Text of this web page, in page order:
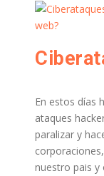
En estos días
ataques
paralizar y
nuestro pais y